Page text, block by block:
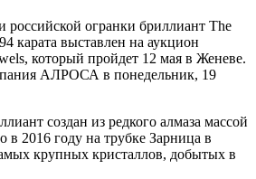
огранки бриллиант The
карата выставлен на аукцион
который пройдет 12 мая в Женеве.
АЛРОСА в понедельник, 19
создан из редкого алмаза массой
в 2016 году на трубке Зарница в
крупных кристаллов, добытых в